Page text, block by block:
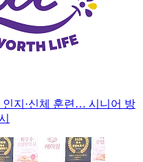
지·신체 훈련… 시니어 방